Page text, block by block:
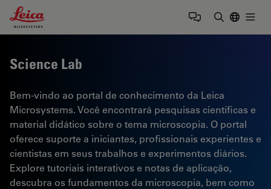
Leica Microsystems Logo
Science Lab
Bem-vindo ao portal de conhecimento da Leica
Microsystems. Você encontrará pesquisas científicas e
material didático sobre o tema microscopia. O portal
oferece suporte a iniciantes, profissionais experientes e
cientistas em seus trabalhos e experimentos diários.
Explore tutoriais interativos e notas de aplicação,
descubra os fundamentos da microscopia, bem como